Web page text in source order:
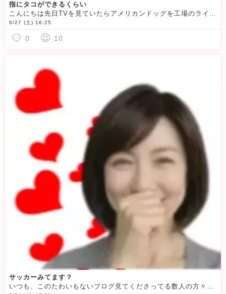
指にタコができるくらい
こんにちは先日TVを見ていたらアメリカンドッグを工場のラインでひたすら作っている女性のことをしていました今の時代、オートメーションだと思っていたそれは、串に刺したフランクフルトをホットケーキMIXにつ
6/27 (土) 16:25
0 10
サッカーみてます？
いつも、このたわいもないブログ見てくださってる数人の方々ありがとうございます先日はサッカー観戦堪能しました(^_-)-☆私は、ただのミーハーなのでこのワールドカップの時期しか騒ぎませんけど♪祭りだ！祭